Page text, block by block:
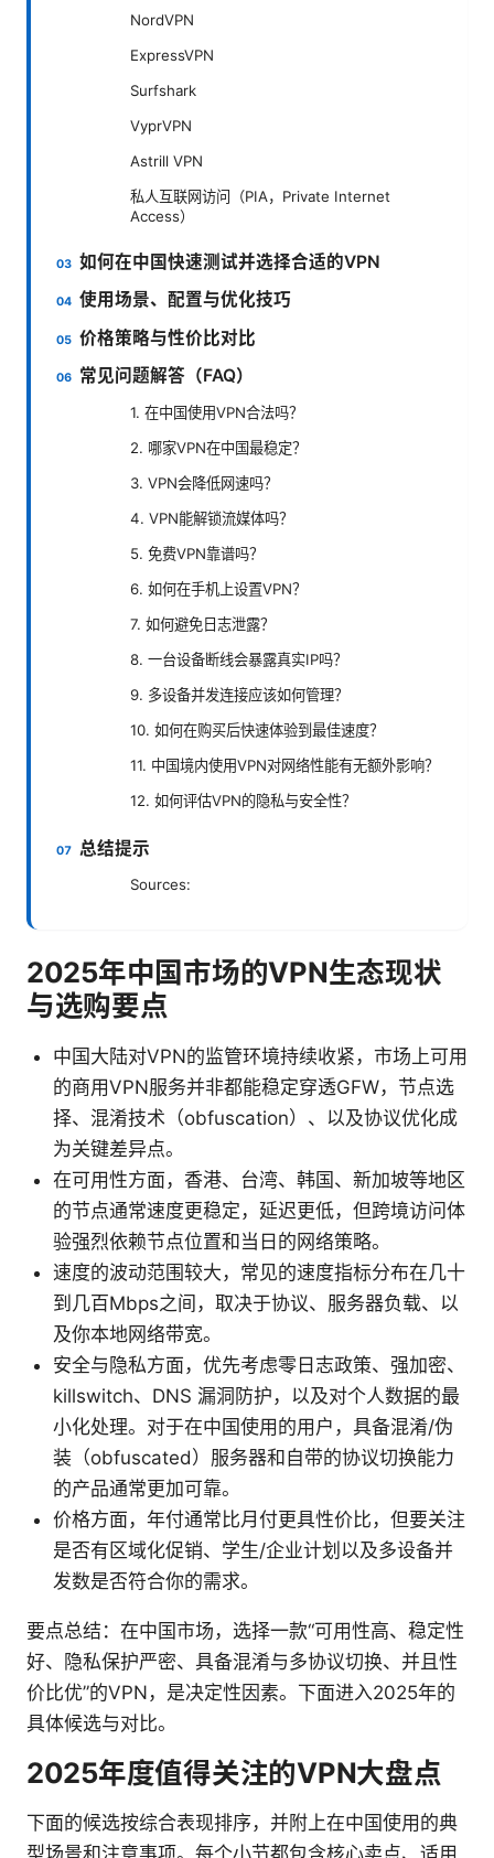
NordVPN
ExpressVPN
Surfshark
VyprVPN
Astrill VPN
私人互联网访问（PIA，Private Internet
Access）
如何在中国快速测试并选择合适的VPN
使用场景、配置与优化技巧
价格策略与性价比对比
常见问题解答（FAQ）
1. 在中国使用VPN合法吗？
2. 哪家VPN在中国最稳定？
3. VPN会降低网速吗？
4. VPN能解锁流媒体吗？
5. 免费VPN靠谱吗？
6. 如何在手机上设置VPN？
7. 如何避免日志泄露？
8. 一台设备断线会暴露真实IP吗？
9. 多设备并发连接应该如何管理？
10. 如何在购买后快速体验到最佳速度？
11. 中国境内使用VPN对网络性能有无额外影响？
12. 如何评估VPN的隐私与安全性？
总结提示
Sources:
2025年中国市场的VPN生态现状
与选购要点
中国大陆对VPN的监管环境持续收紧，市场上可用
的商用VPN服务并非都能稳定穿透GFW，节点选
择、混淆技术（obfuscation）、以及协议优化成
为关键差异点。
在可用性方面，香港、台湾、韩国、新加坡等地区
的节点通常速度更稳定，延迟更低，但跨境访问体
验强烈依赖节点位置和当日的网络策略。
速度的波动范围较大，常见的速度指标分布在几十
到几百Mbps之间，取决于协议、服务器负载、以
及你本地网络带宽。
安全与隐私方面，优先考虑零日志政策、强加密、
killswitch、DNS 漏洞防护，以及对个人数据的最
小化处理。对于在中国使用的用户，具备混淆/伪
装（obfuscated）服务器和自带的协议切换能力
的产品通常更加可靠。
价格方面，年付通常比月付更具性价比，但要关注
是否有区域化促销、学生/企业计划以及多设备并
发数是否符合你的需求。
要点总结：在中国市场，选择一款“可用性高、稳定性
好、隐私保护严密、具备混淆与多协议切换、并且性
价比优”的VPN，是决定性因素。下面进入2025年的
具体候选与对比。
2025年度值得关注的VPN大盘点
下面的候选按综合表现排序，并附上在中国使用的典